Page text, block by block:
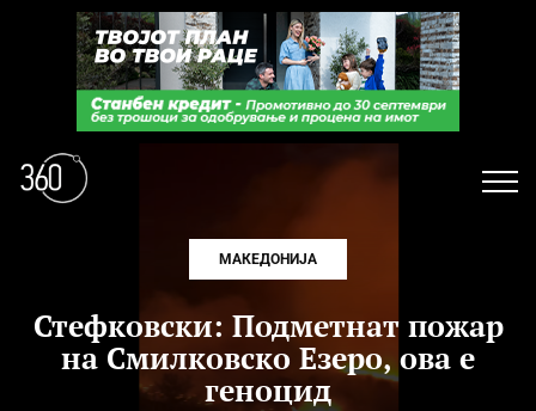
МАКЕДОНИЈА
Стефковски: Подметнат пожар
на Смилковско Езеро, ова е
геноцид